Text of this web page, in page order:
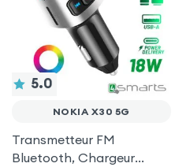
5.0
NOKIA X30 5G
Transmetteur FM
Bluetooth, Chargeur